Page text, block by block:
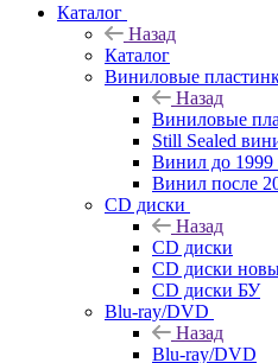
Каталог
Назад
Каталог
Виниловые
Назад
Виниловые
Still Sealed
Винил до 1999
Винил после
CD диски
Назад
CD диски
CD диски
CD диски БУ
Blu-ray/DVD
Назад
Blu-ray/DVD